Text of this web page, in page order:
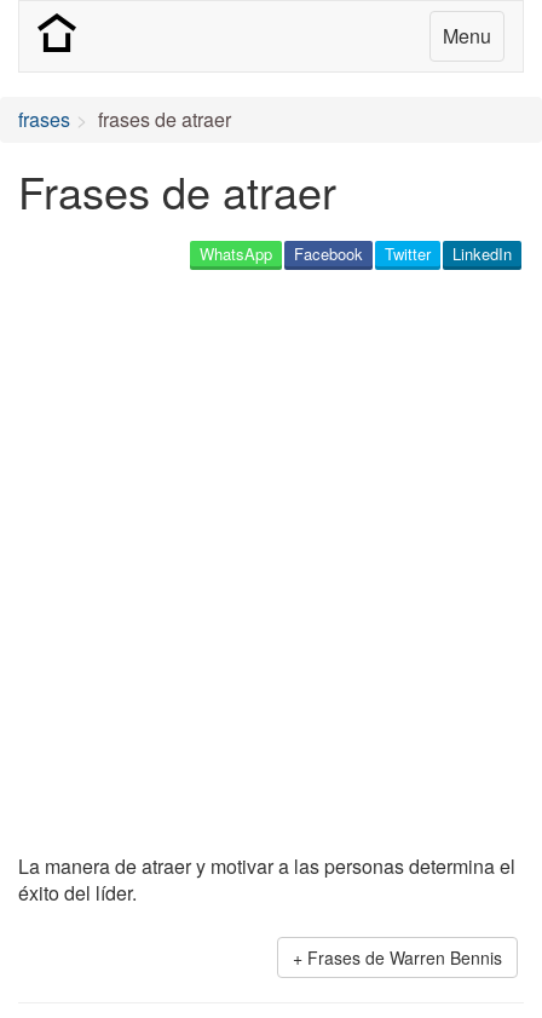
Menu
frases frases de atraer
Frases de atraer
LinkedIn
Twitter
Facebook
WhatsApp
La manera de atraer y motivar a las personas determina el
éxito del líder.
Frases de Warren Bennis